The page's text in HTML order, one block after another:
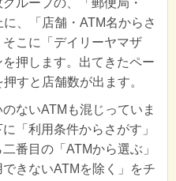
ループの、「郵便局・
、「店舗・ATM名からさ
こに「デイリーヤマザ
押します。出てきたペー
すと店舗数が出ます。
ないATMも混じっていま
「利用条件からさがす」
番目の「ATMから選ぶ」
きないATMを除く」をチ